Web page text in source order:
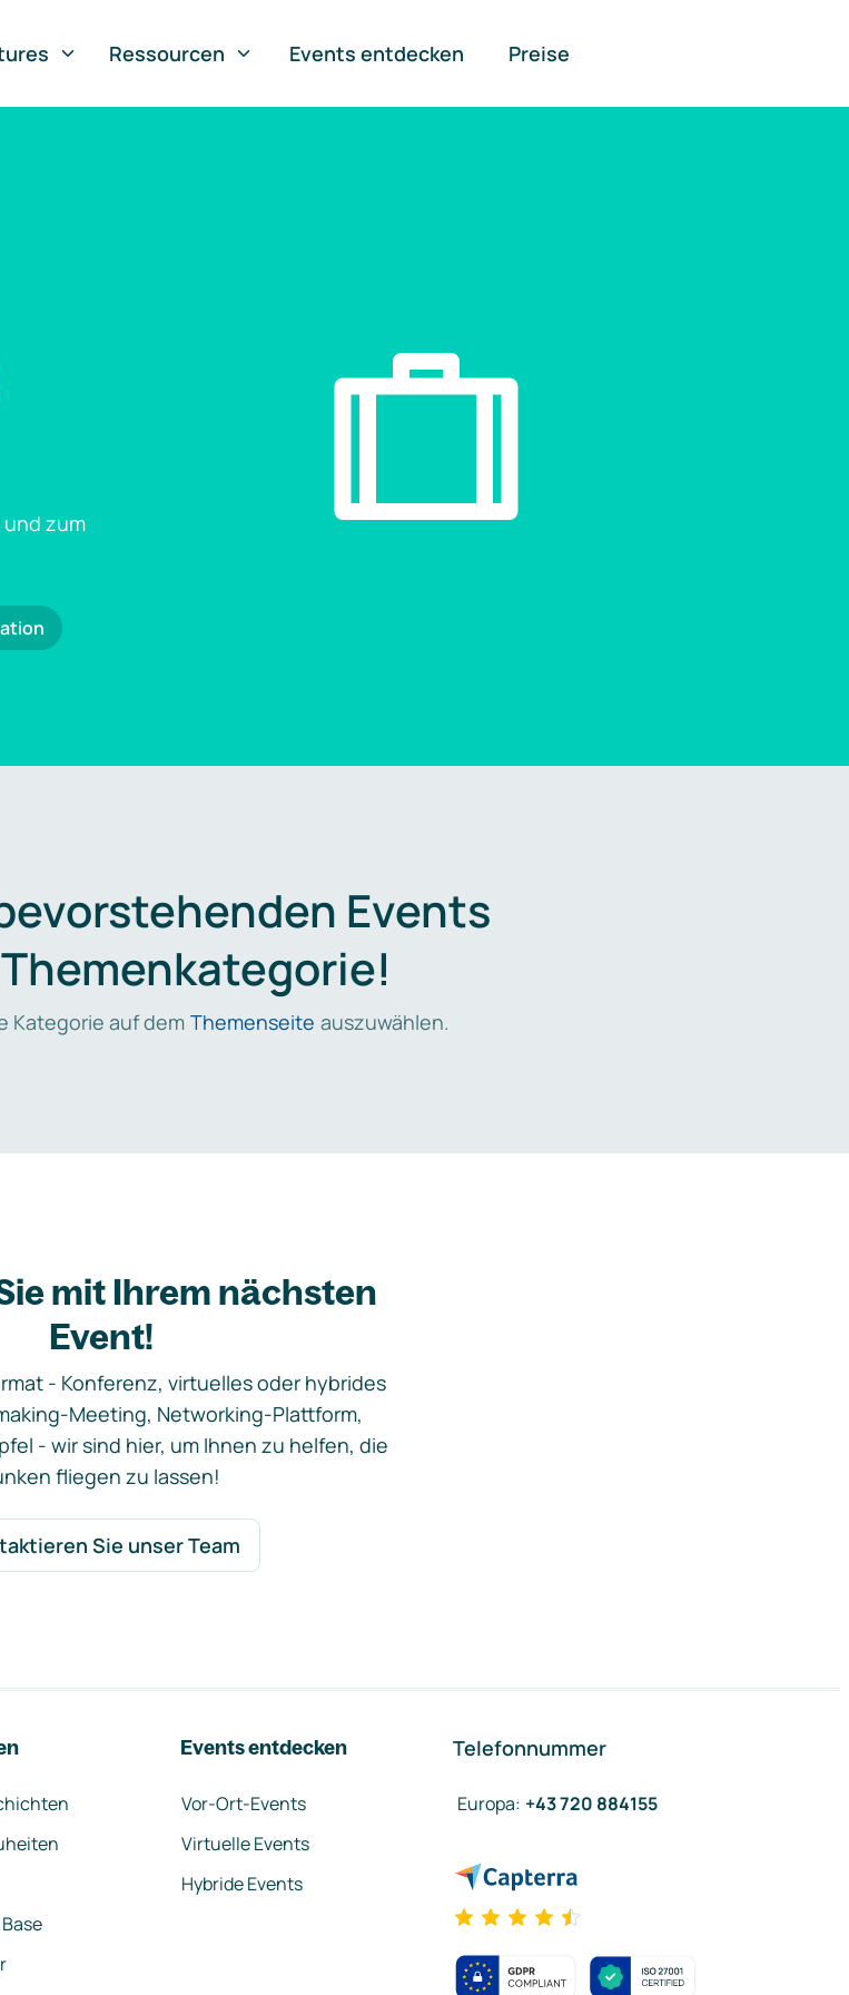
Ressourcen Events entdecken Preise
zum
Events
Kategorie auf dem Themenseite auszuwählen.
mit Ihrem nächsten
Event!
- Konferenz, virtuelles oder hybrides
Meeting, Networking-Plattform,
- wir sind hier, um Ihnen zu helfen, die
fliegen zu lassen!
Sie unser Team
Events entdecken
Vor-Ort-Events
Virtuelle Events
Hybride Events
Telefonnummer
Europa: +43 720 884155